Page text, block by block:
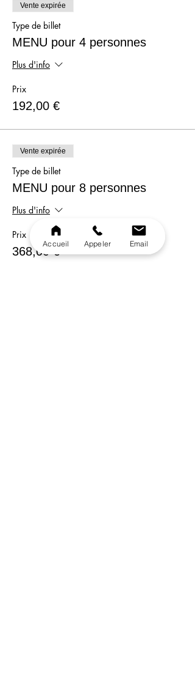
Vente expirée
Type de billet
MENU pour 4 personnes
Plus d'info
Prix
192,00 €
Vente expirée
Type de billet
MENU pour 8 personnes
Plus d'info
Prix
368,00 €
Accueil Appeler Email